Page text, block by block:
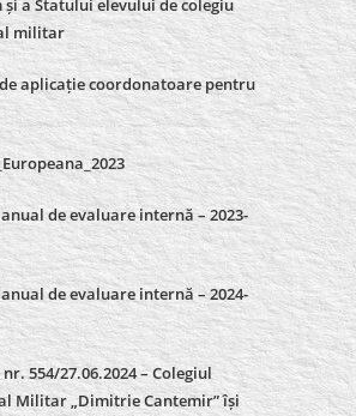
și a Statului elevului de colegiu
militar
aplicație coordonatoare pentru
de evaluare internă – 2023-
de evaluare internă –2024-
554/27.06.2024 – Colegiul
Militar „Dimitrie Cantemir” își